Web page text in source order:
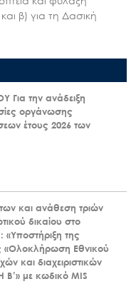
β) για τη Δασική
την ανάδειξη
οργάνωσης
έτους 2026 των
και ανάθεση τριών
δικαίου στο
της
«Ολοκλήρωση Εθνικού
και διαχειριστικών
με κωδικό MIS